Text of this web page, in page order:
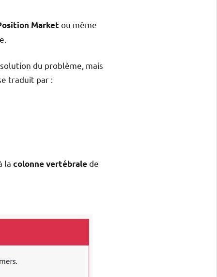
Market ou même
du problème, mais
traduit par :
la colonne vertébralede